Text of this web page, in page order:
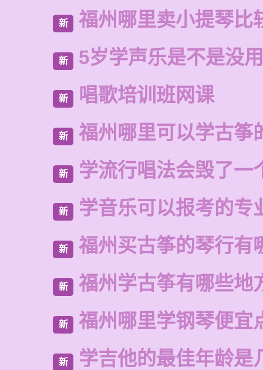
新 福州哪里卖小提琴比
新 5岁学声乐是不是没用
新 唱歌培训班网课
新 福州哪里可以学古筝
新 学流行唱法会毁了一
新 学音乐可以报考的专
新 福州买古筝的琴行有
新 福州学古筝有哪些地
新 福州哪里学钢琴便宜
新 学吉他的最佳年龄是